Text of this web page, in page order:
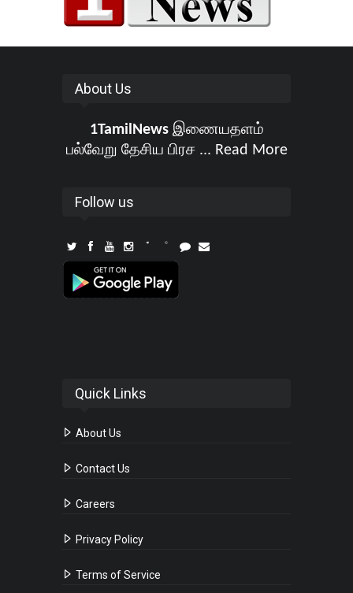
About Us
1TamilNewsஇணையதளம்
பல்வேறு தேசிய பிரச ... Read More
Follow us
Quick Links
About Us
Contact Us
Careers
Privacy Policy
Terms of Service